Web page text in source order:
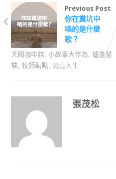
Previous Post
你在糞坑中
唱的是什麼
歌？
天國咖啡館, 小故事大作為, 爐邊閒
談, 牧師觀點, 閃亮人生
張茂松